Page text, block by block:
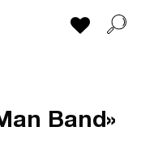
Mi lista
Band»